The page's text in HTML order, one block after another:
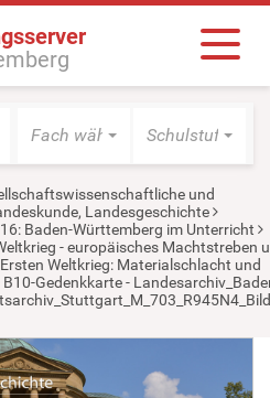
Fach wählen Schulstufe
und
Landesgeschichte
Baden-Württemberg im Unterricht
- europäisches Machtstreben
Weltkrieg: Materialschlacht und
B10-Gedenkkarte -